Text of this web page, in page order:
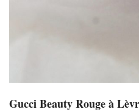
Gucci Beauty Rouge à